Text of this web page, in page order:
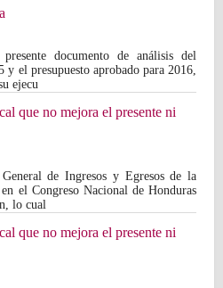
documento de análisis del
y el presupuesto aprobado para 2016,
ejecu
que no mejora el presente ni
de Ingresos y Egresos de la
el Congreso Nacional de Honduras
lo cual
que no mejora el presente ni